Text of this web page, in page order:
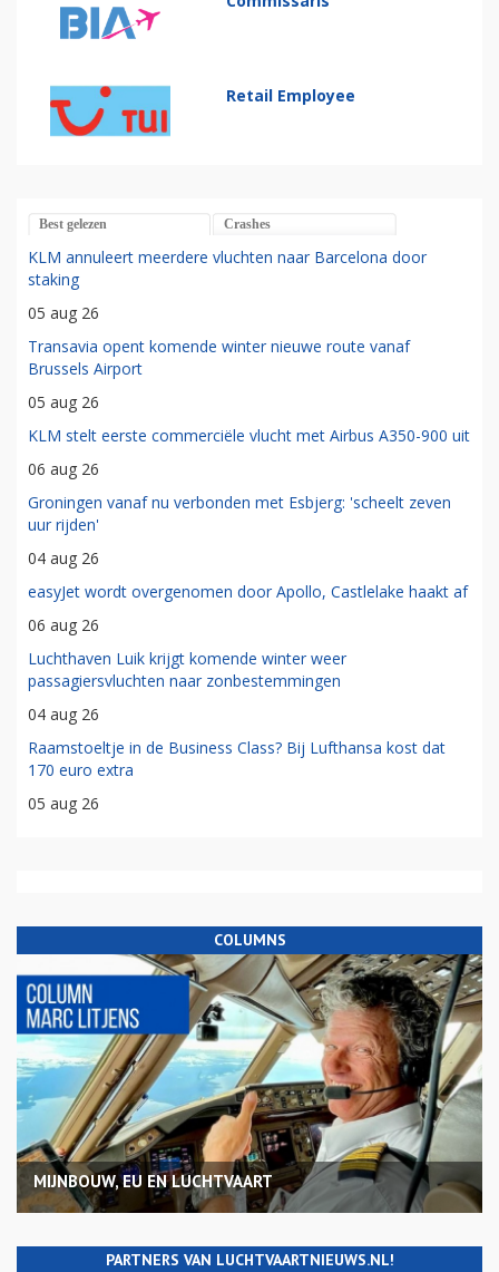
Retail Employee
Best gelezen Crashes
KLM annuleert meerdere vluchten naar Barcelona door
staking
05 aug 26
Transavia opent komende winter nieuwe route vanaf
Brussels Airport
05 aug 26
KLM stelt eerste commerciële vlucht met Airbus A350-900 uit
06 aug 26
Groningen vanaf nu verbonden met Esbjerg: 'scheelt zeven
uur rijden'
04 aug 26
easyJet wordt overgenomen door Apollo, Castlelake haakt af
06 aug 26
Luchthaven Luik krijgt komende winter weer
passagiersvluchten naar zonbestemmingen
04 aug 26
Raamstoeltje in de Business Class? Bij Lufthansa kost dat
170 euro extra
05 aug 26
COLUMNS
MIJNBOUW, EU EN LUCHTVAART
PARTNERS VAN LUCHTVAARTNIEUWS.NL!